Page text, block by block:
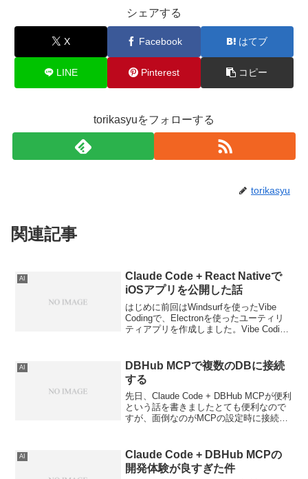
シェアする
X Facebook はてブ
LINE Pinterest コピー
torikasyuをフォローする
torikasyu
関連記事
AI
Claude Code + React Nativeで
iOSアプリを公開した話
はじめに前回はWindsurfを使ったVibe
Codingで、Electronを使ったユーティリ
ティアプリを作成しました。Vibe Coding
AI
DBHub MCPで複数のDBに接続
する
先日、Claude Code + DBHub MCPが便利
という話を書きましたとても便利なので
すが、面倒なのがMCPの設定時に接続文
度MCPを削除して再設定する必要があ...
AI
Claude Code + DBHub MCPの
開発体験が良すぎた件